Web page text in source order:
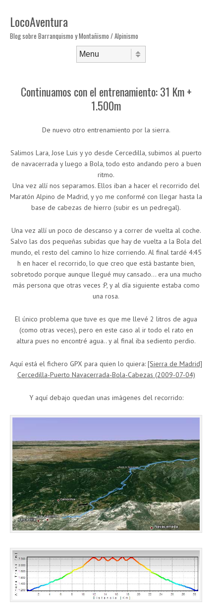
LocoAventura
Blog sobre Barranquismo y Montañismo / Alpinismo
Continuamos con el entrenamiento: 31 Km +
1.500m
De nuevo otro entrenamiento por la sierra.
Salimos Lara, Jose Luis y yo desde Cercedilla, subimos al puerto
de navacerrada y luego a Bola, todo esto andando pero a buen
ritmo.
Una vez allí nos separamos. Ellos iban a hacer el recorrido del
Maratón Alpino de Madrid, y yo me conformé con llegar hasta la
base de cabezas de hierro (subir es un pedregal).
Una vez allí un poco de descanso y a correr de vuelta al coche.
Salvo las dos pequeñas subidas que hay de vuelta a la Bola del
mundo, el resto del camino lo hize corriendo. Al final tardé 4:45
h en hacer el recorrido, lo que creo que está bastante bien,
sobretodo porque aunque llegué muy cansado… era una mucho
más persona que otras veces :P, y al día siguiente estaba como
una rosa.
El único problema que tuve es que me llevé 2 litros de agua
(como otras veces), pero en este caso al ir todo el rato en
altura pues no encontré agua.. y al final iba sediento perdio.
Aquí está el fichero GPX para quien lo quiera: [Sierra de Madrid]
Cercedilla-Puerto Navacerrada-Bola-Cabezas (2009-07-04)
Y aquí debajo quedan unas imágenes del recorrido: